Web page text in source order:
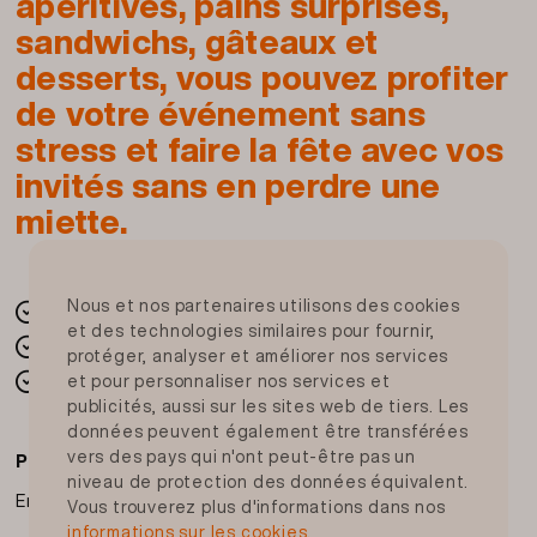
Pâté vaudois
pâte 46 % (farine deblé, saindoux, eau, sel de
cuisine iodé, farine de maltd'orge
, sucre),
viande de porc 26 %, gelée 21 % (eau, gélatine
de porc, sel de cuisine, sucre, maltodextrine,
condiment, colorant: caramel ordinaire,
conservateur: E 202, acidifiant: acide citrique),
chapelure (contient
saumure (sel de cuisine, conservateur: E 250),
lard, protéines delait , épices, glucose, amidon
de riz, antioxydant: acide ascorbique, sel de
cuisine iodé, correcteurs d'acidité: E 262, E 327,
E 331, E 500,condiment, extrait de levure
Mozzarella
lait
, sel, présure microbienne, acidifiant: acide
citrique
sandwichs, gâteaux et
desserts, vous pouvez profiter
de votre événement sans
stress et faire la fête avec vos
invités sans en perdre une
miette.
Une solution fiable et rapide
La fraîcheur de votre Migros
Dans toute la Suisse
Paiement sur place
En espèces ou avec carte
Nous et nos partenaires utilisons des cookies
et des technologies similaires pour fournir,
protéger, analyser et améliorer nos services
et pour personnaliser nos services et
publicités, aussi sur les sites web de tiers. Les
données peuvent également être transférées
vers des pays qui n'ont peut-être pas un
niveau de protection des données équivalent.
Vous trouverez plus d'informations dans nos
informations sur les cookies.